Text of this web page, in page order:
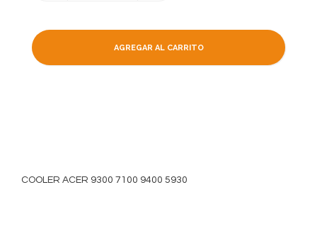
AGREGAR AL CARRITO
COOLER ACER 9300 7100 9400 5930